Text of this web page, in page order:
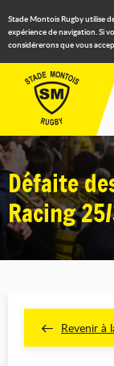
Stade Montois Rugby utilise
expérience de navigation. Si
considérerons que vous
Défaite
Racing
Revenir à